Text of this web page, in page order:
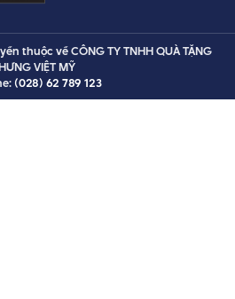
thuộc về CÔNG TY TNHH QUÀ TẶNG
VIỆT MỸ
(028) 62 789 123